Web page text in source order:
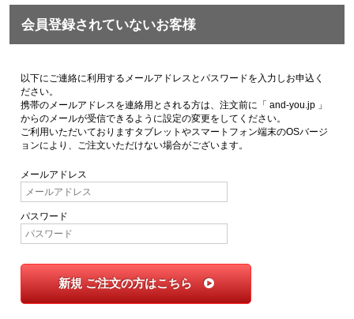
会員登録されていないお客様
以下にご連絡に利用するメールアドレスとパスワードを入力しお申込く
ださい。
携帯のメールアドレスを連絡用とされる方は、注文前に「 and-you.jp 」
からのメールが受信できるように設定の変更をしてください。
ご利用いただいておりますタブレットやスマートフォン端末のOSバージ
ョンにより、ご注文いただけない場合がございます。
メールアドレス
パスワード
新規 ご注文の方はこちら